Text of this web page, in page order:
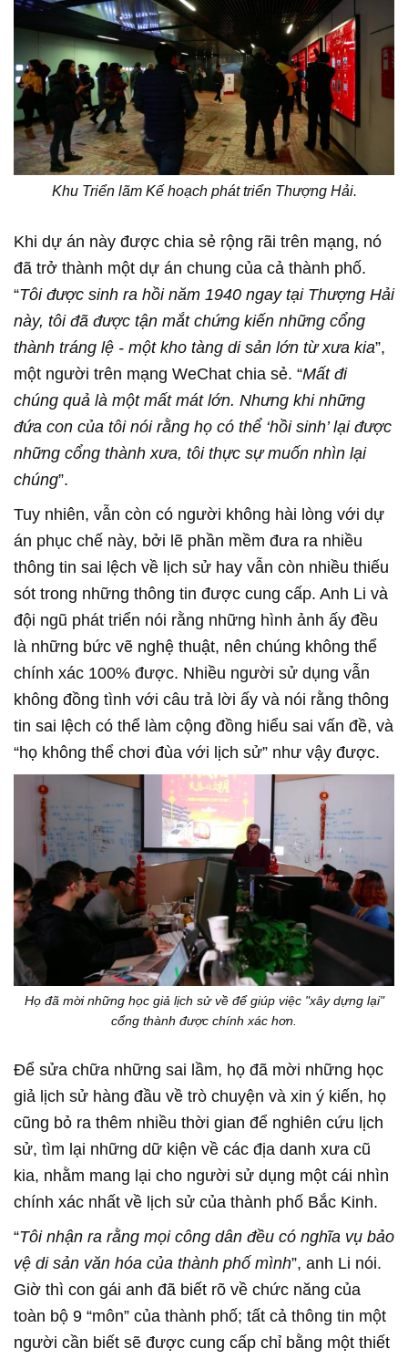
Khu Triển lãm Kế hoạch phát triển Thượng Hải.
Khi dự án này được chia sẻ rộng rãi trên mạng, nó
đã trở thành một dự án chung của cả thành phố.
“Tôi được sinh ra hồi năm 1940 ngay tại Thượng Hải
này, tôi đã được tận mắt chứng kiến những cổng
thành tráng lệ - một kho tàng di sản lớn từ xưa kia”,
một người trên mạng WeChat chia sẻ. “Mất đi
chúng quả là một mất mát lớn. Nhưng khi những
đứa con của tôi nói rằng họ có thể ‘hồi sinh’ lại được
những cổng thành xưa, tôi thực sự muốn nhìn lại
chúng”.
Tuy nhiên, vẫn còn có người không hài lòng với dự
án phục chế này, bởi lẽ phần mềm đưa ra nhiều
thông tin sai lệch về lịch sử hay vẫn còn nhiều thiếu
sót trong những thông tin được cung cấp. Anh Li và
đội ngũ phát triển nói rằng những hình ảnh ấy đều
là những bức vẽ nghệ thuật, nên chúng không thể
chính xác 100% được. Nhiều người sử dụng vẫn
không đồng tình với câu trả lời ấy và nói rằng thông
tin sai lệch có thể làm cộng đồng hiểu sai vấn đề, và
“họ không thể chơi đùa với lịch sử” như vậy được.
Họ đã mời những học giả lịch sử về để giúp việc "xây dựng lại"
cổng thành được chính xác hơn.
Để sửa chữa những sai lầm, họ đã mời những học
giả lịch sử hàng đầu về trò chuyện và xin ý kiến, họ
cũng bỏ ra thêm nhiều thời gian để nghiên cứu lịch
sử, tìm lại những dữ kiện về các địa danh xưa cũ
kia, nhằm mang lại cho người sử dụng một cái nhìn
chính xác nhất về lịch sử của thành phố Bắc Kinh.
“Tôi nhận ra rằng mọi công dân đều có nghĩa vụ bảo
vệ di sản văn hóa của thành phố mình”, anh Li nói.
Giờ thì con gái anh đã biết rõ về chức năng của
toàn bộ 9 “môn” của thành phố; tất cả thông tin một
người cần biết sẽ được cung cấp chỉ bằng một thiết